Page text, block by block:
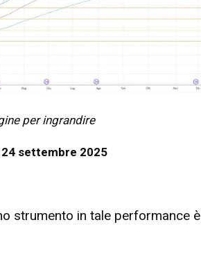
per ingrandire
24 settembre 2025
strumento in tale performance è